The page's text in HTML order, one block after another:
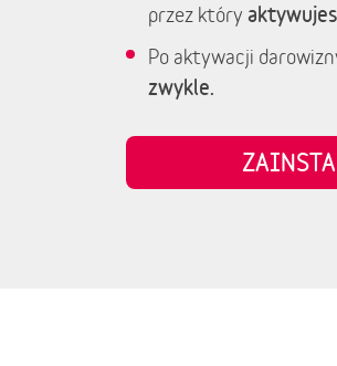
przez który
Po aktywacji
zwykle.